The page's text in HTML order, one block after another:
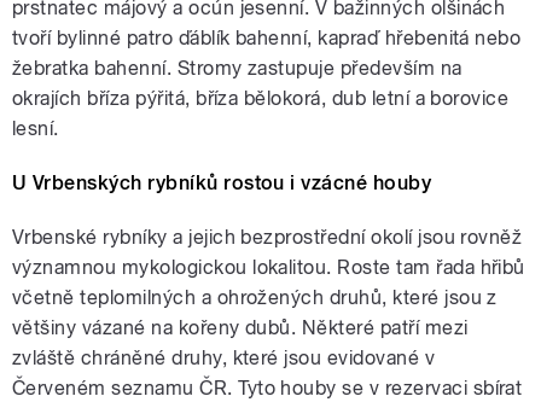
prstnatec májový a ocún jesenní. V bažinných olšinách
tvoří bylinné patro ďáblík bahenní, kapraď hřebenitá nebo
žebratka bahenní. Stromy zastupuje především na
okrajích bříza pýřitá, bříza bělokorá, dub letní a borovice
lesní.
U Vrbenských rybníků rostou i vzácné houby
Vrbenské rybníky a jejich bezprostřední okolí jsou rovněž
významnou mykologickou lokalitou. Roste tam řada hřibů
včetně teplomilných a ohrožených druhů, které jsou z
většiny vázané na kořeny dubů. Některé patří mezi
zvláště chráněné druhy, které jsou evidované v
Červeném seznamu ČR. Tyto houby se v rezervaci sbírat